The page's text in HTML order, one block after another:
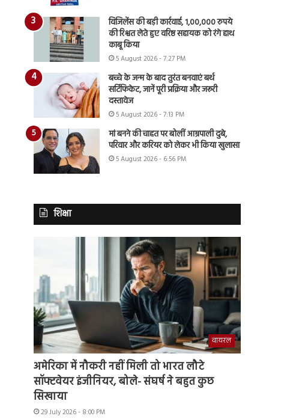
विजिलेंस की बड़ी कार्रवाई, 1,00,000 रुपये
की रिश्वत लेते हुए वरिष्ठ सहायक को रंगे हाथ
काबू किया
5 August 2026 - 7:27 PM
बच्चे के जन्म के बाद तुरंत बनवाएं बर्थ
सर्टिफिकेट, जानें पूरी प्रक्रिया और जरूरी
दस्तावेज
5 August 2026 - 7:13 PM
मां बनने की चाहत पर बोलीं आम्रपाली दुबे,
परिवार और करियर को लेकर भी किया खुलासा
5 August 2026 - 6:56 PM
शिक्षा
वायरल
अमेरिका में नौकरी नहीं मिली तो भारत लौटे
सॉफ्टवेयर इंजीनियर, बोले- संघर्ष ने बहुत कुछ
सिखाया
29 July 2026 - 8:00 PM